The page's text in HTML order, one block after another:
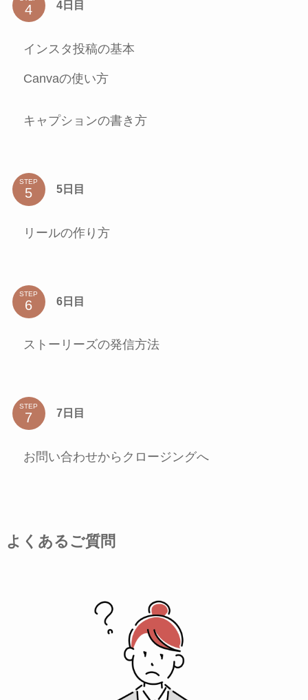
4日目
インスタ投稿の基本
Canvaの使い方
キャプションの書き方
STEP
5日目
リールの作り方
STEP
6日目
ストーリーズの発信方法
STEP
7日目
お問い合わせからクロージングへ
よくあるご質問